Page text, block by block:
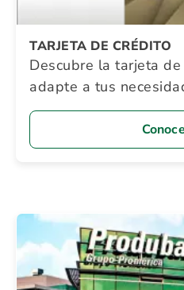
TARJETA DE CRÉDITO
Descubre la tarjeta
adapte a tus